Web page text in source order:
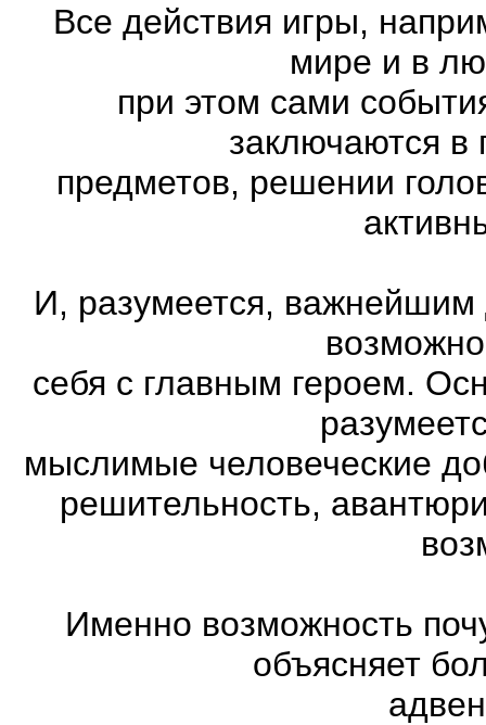
Все действия игры,
мире и в
при этом сами
заключаются в
предметов, решении
И, разумеется, важнейшим
себя с главным героем.
мыслимые человеческие
решительность,
Именно возможность
объясняет